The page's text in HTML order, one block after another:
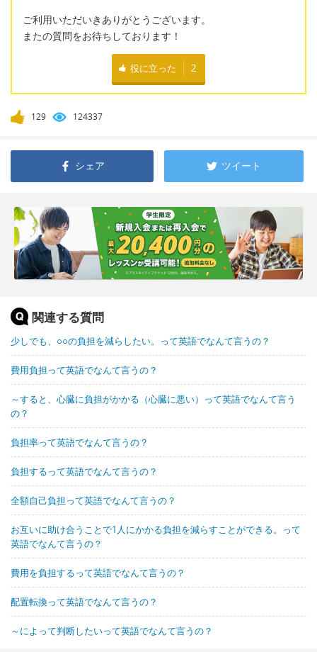
ご利用いただいきありがとうございます。
またの質問をお待ちしております！
役に立った 2
129 124337
シェア ツイート
関連する質問
少しでも、○○の負担を減らしたい。って英語でなんて言うの？
費用負担って英語でなんて言うの？
～すると、心臓に負担がかかる（心臓に悪い）って英語でなんて言う
の？
負担率って英語でなんて言うの？
負担するって英語でなんて言うの？
全額自己負担って英語でなんて言うの？
お互いに助け合うことで1人にかかる負担を減らすことができる。って
英語でなんて言うの？
費用を負担するって英語でなんて言うの？
配置転換って英語でなんて言うの？
～によって判断したいって英語でなんて言うの？